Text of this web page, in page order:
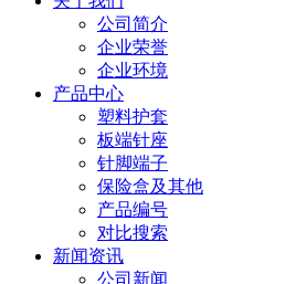
公司简介
企业荣誉
企业环境
产品中心
塑料护套
板端针座
针脚端子
保险盒及其他
产品编号
对比搜索
新闻资讯
公司新闻